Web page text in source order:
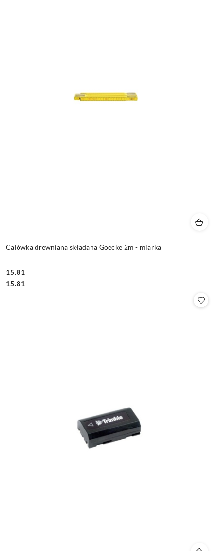
Calówka drewniana składana Goecke 2m - miarka
Cena:
15.81
Cena:
15.81